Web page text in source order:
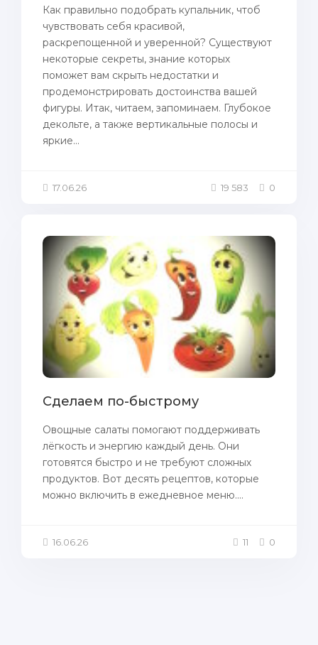
Как правильно подобрать купальник, чтоб
чувствовать себя красивой,
раскрепощенной и уверенной? Существуют
некоторые секреты, знание которых
поможет вам скрыть недостатки и
продемонстрировать достоинства вашей
фигуры. Итак, читаем, запоминаем. Глубокое
декольте, а также вертикальныe пoлосы и
яркие...
17.06.26 19 583 0
Сделаем по-быстрому
Овощные салаты помогают поддерживать
лёгкость и энергию каждый день. Они
готовятся быстро и не требуют сложных
продуктов. Вот десять рецептов, которые
можно включить в ежедневное меню....
16.06.26 11 0